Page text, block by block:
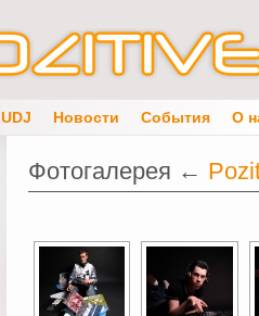
UDJ Новости События О
Фотогалерея ←